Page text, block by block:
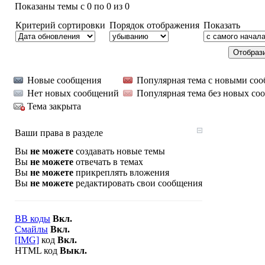
Показаны темы с 0 по 0 из 0
Критерий сортировки Порядок отображения Показать
Новые сообщения
Популярная тема с новыми
Нет новых сообщений
Популярная тема без новых
Тема закрыта
Ваши права в разделе
Вы не можете создавать новые темы
Вы не можете отвечать в темах
Вы не можете прикреплять вложения
Вы не можете редактировать свои сообщения
BB коды Вкл.
Смайлы Вкл.
[IMG] код Вкл.
HTML код Выкл.